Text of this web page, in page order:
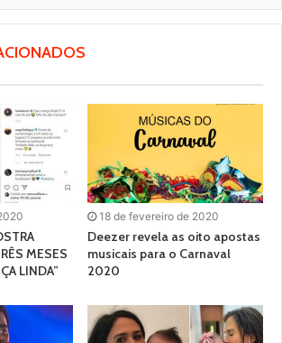
MESES
LINDA”
18 de fevereiro de 2020
Deezer revela as oito apostas
musicais para o Carnaval
2020